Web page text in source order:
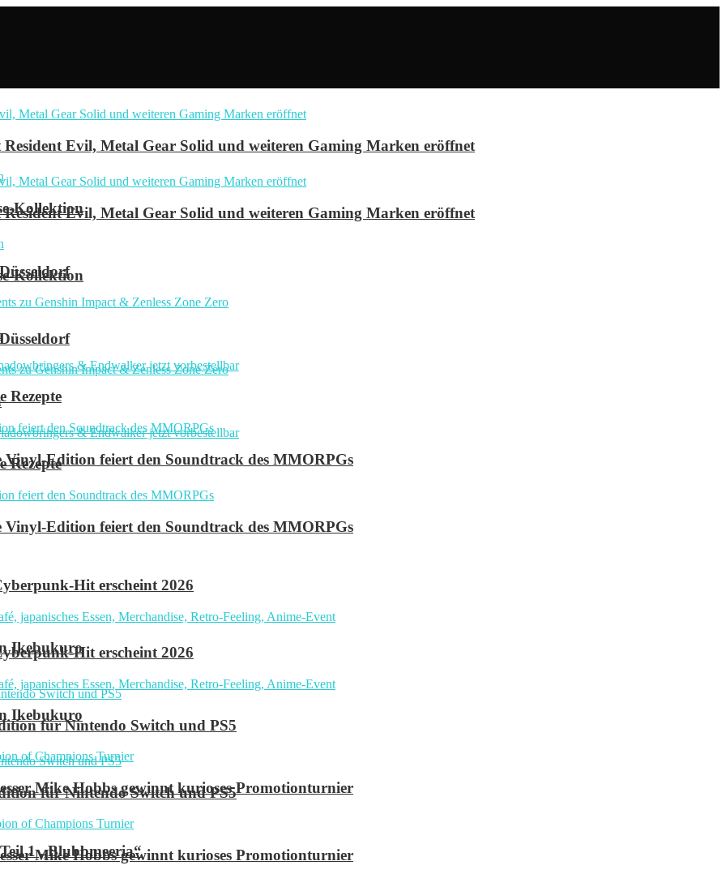
Evil, Metal Gear Solid und weiteren Gaming Marken eröffnet
Kollektion
Rezepte
Edition feiert den Soundtrack des MMORPGs
Hit erscheint 2026
Ikebukuro
für Nintendo Switch und PS5
Mike Hobbs gewinnt kurioses Promotionturnier
1 „Blubbmeeria“
Evil, Metal Gear Solid und weiteren Gaming Marken eröffnet
Kollektion
Rezepte
Edition feiert den Soundtrack des MMORPGs
Hit erscheint 2026
Ikebukuro
für Nintendo Switch und PS5
Mike Hobbs gewinnt kurioses Promotionturnier